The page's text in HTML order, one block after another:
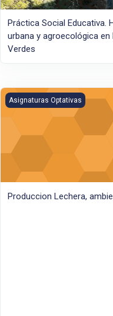
Práctica Social Educativa.
urbana y agroecológica en
Verdes
Produccion Lechera,
Asignaturas Optativas
Produccion Lechera,